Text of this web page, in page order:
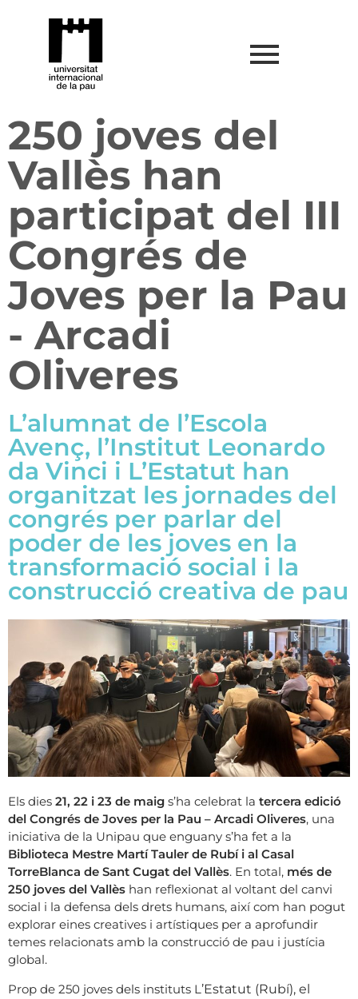
250 joves del
Vallès han
participat del III
Congrés de
Joves per la Pau
- Arcadi
Oliveres
L’alumnat de l’Escola
Avenç, l’Institut Leonardo
da Vinci i L’Estatut han
organitzat les jornades del
congrés per parlar del
poder de les joves en la
transformació social i la
construcció creativa de pau
Els dies 21, 22 i 23 de maig s’ha celebrat la tercera edició
del Congrés de Joves per la Pau – Arcadi Oliveres, una
iniciativa de la Unipau que enguany s’ha fet a la
Biblioteca Mestre Martí Tauler de Rubí i al Casal
TorreBlanca de Sant Cugat del Vallès. En total, més de
250 joves del Vallès han reflexionat al voltant del canvi
social i la defensa dels drets humans, així com han pogut
explorar eines creatives i artístiques per a aprofundir
temes relacionats amb la construcció de pau i justícia
global.
Prop de 250 joves dels instituts L’Estatut (Rubí), el